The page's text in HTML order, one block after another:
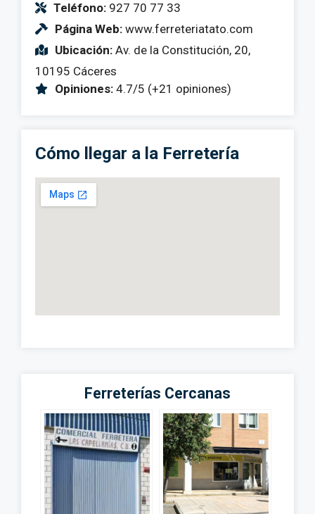
Teléfono: 927 70 77 33
Página Web: www.ferreteriatato.com
Ubicación: Av. de la Constitución, 20,
10195 Cáceres
Opiniones: 4.7/5 (+21 opiniones)
Cómo llegar a la Ferretería
Ferreterías Cercanas